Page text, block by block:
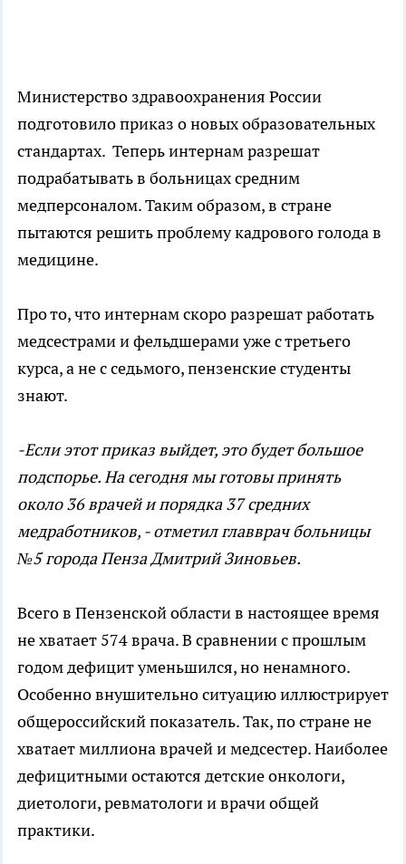
Министерство здравоохранения России
подготовило приказ о новых образовательных
стандартах. Теперь интернам разрешат
подрабатывать в больницах средним
медперсоналом. Таким образом, в стране
пытаются решить проблему кадрового голода в
медицине.
Про то, что интернам скоро разрешат работать
медсестрами и фельдшерами уже с третьего
курса, а не с седьмого, пензенские студенты
знают.
-Если этот приказ выйдет, это будет большое
подспорье. На сегодня мы готовы принять
около 36 врачей и порядка 37 средних
медработников, - отметил главврач больницы
№5 города Пенза Дмитрий Зиновьев.
Всего в Пензенской области в настоящее время
не хватает 574 врача. В сравнении с прошлым
годом дефицит уменьшился, но ненамного.
Особенно внушительно ситуацию иллюстрирует
общероссийский показатель. Так, по стране не
хватает миллиона врачей и медсестер. Наиболее
дефицитными остаются детские онкологи,
диетологи, ревматологи и врачи общей
практики.